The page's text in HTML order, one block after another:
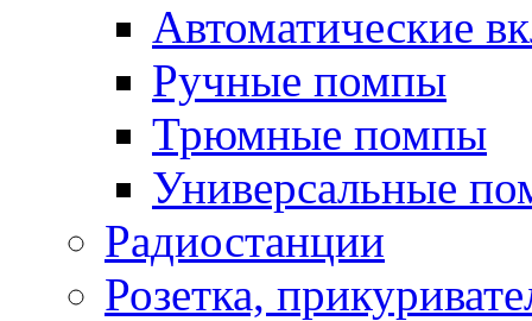
Автоматические
Ручные помпы
Трюмные помпы
Универсальные
Радиостанции
Розетка,